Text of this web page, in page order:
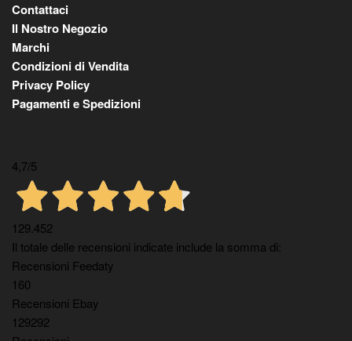
Contattaci
Il Nostro Negozio
Marchi
Condizioni di Vendita
Privacy Policy
Pagamenti e Spedizioni
4,7/5
129.452
Il totale delle recensioni indicate include la somma di:
Recensioni Feedaty
160
Recensioni Ebay
129292